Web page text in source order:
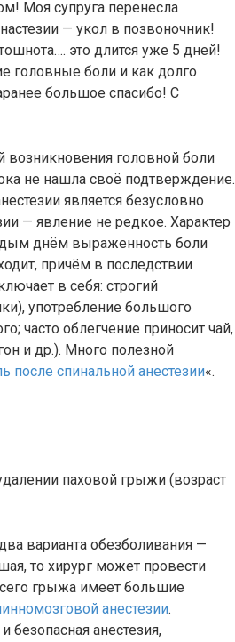
Моя супруга перенесла
— укол в позвоночник!
это длится уже 5 дней!
головные боли и как долго
большое спасибо! С
возникновения головной боли
не нашла своё подтверждение.
является безусловно
— явление не редкое. Характер
днём выраженность боли
причём в последствии
в себя: строгий
употребление большого
часто облегчение приносит чай,
и др.). Много полезной
после спинальной анестезии«.
паховой грыжи (возраст
варианта обезболивания —
то хирург может провести
грыжа имеет большие
анестезии.
безопасная анестезия,